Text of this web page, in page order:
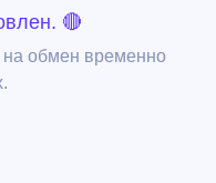
🔴
обмен временно